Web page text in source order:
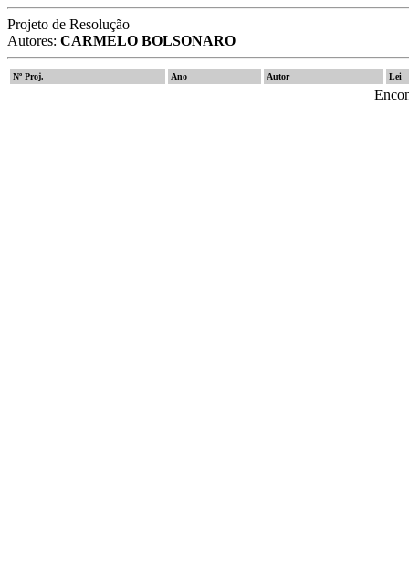
Projeto de Resolução
Autores: CARMELO BOLSONARO
Nº Proj. Ano Autor Lei